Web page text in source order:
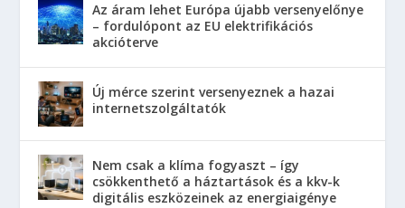
Az áram lehet Európa újabb versenyelőnye
– fordulópont az EU elektrifikációs
akcióterve
Új mérce szerint versenyeznek a hazai
internetszolgáltatók
Nem csak a klíma fogyaszt – így
csökkenthető a háztartások és a kkv-k
digitális eszközeinek az energiaigénye